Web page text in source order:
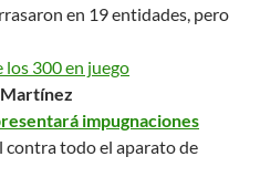
en 19 entidades, pero
300 en juego
impugnaciones
contra todo el aparato de